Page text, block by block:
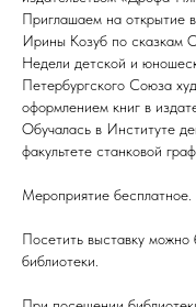
Приглашаем на открытие
Ирины Козуб по сказкам
Недели детской и
Петербургского Союза
оформлением книг в
Обучалась в Институте
факультете станковой
Мероприятие бесплатное.
Посетить выставку
библиотеки.